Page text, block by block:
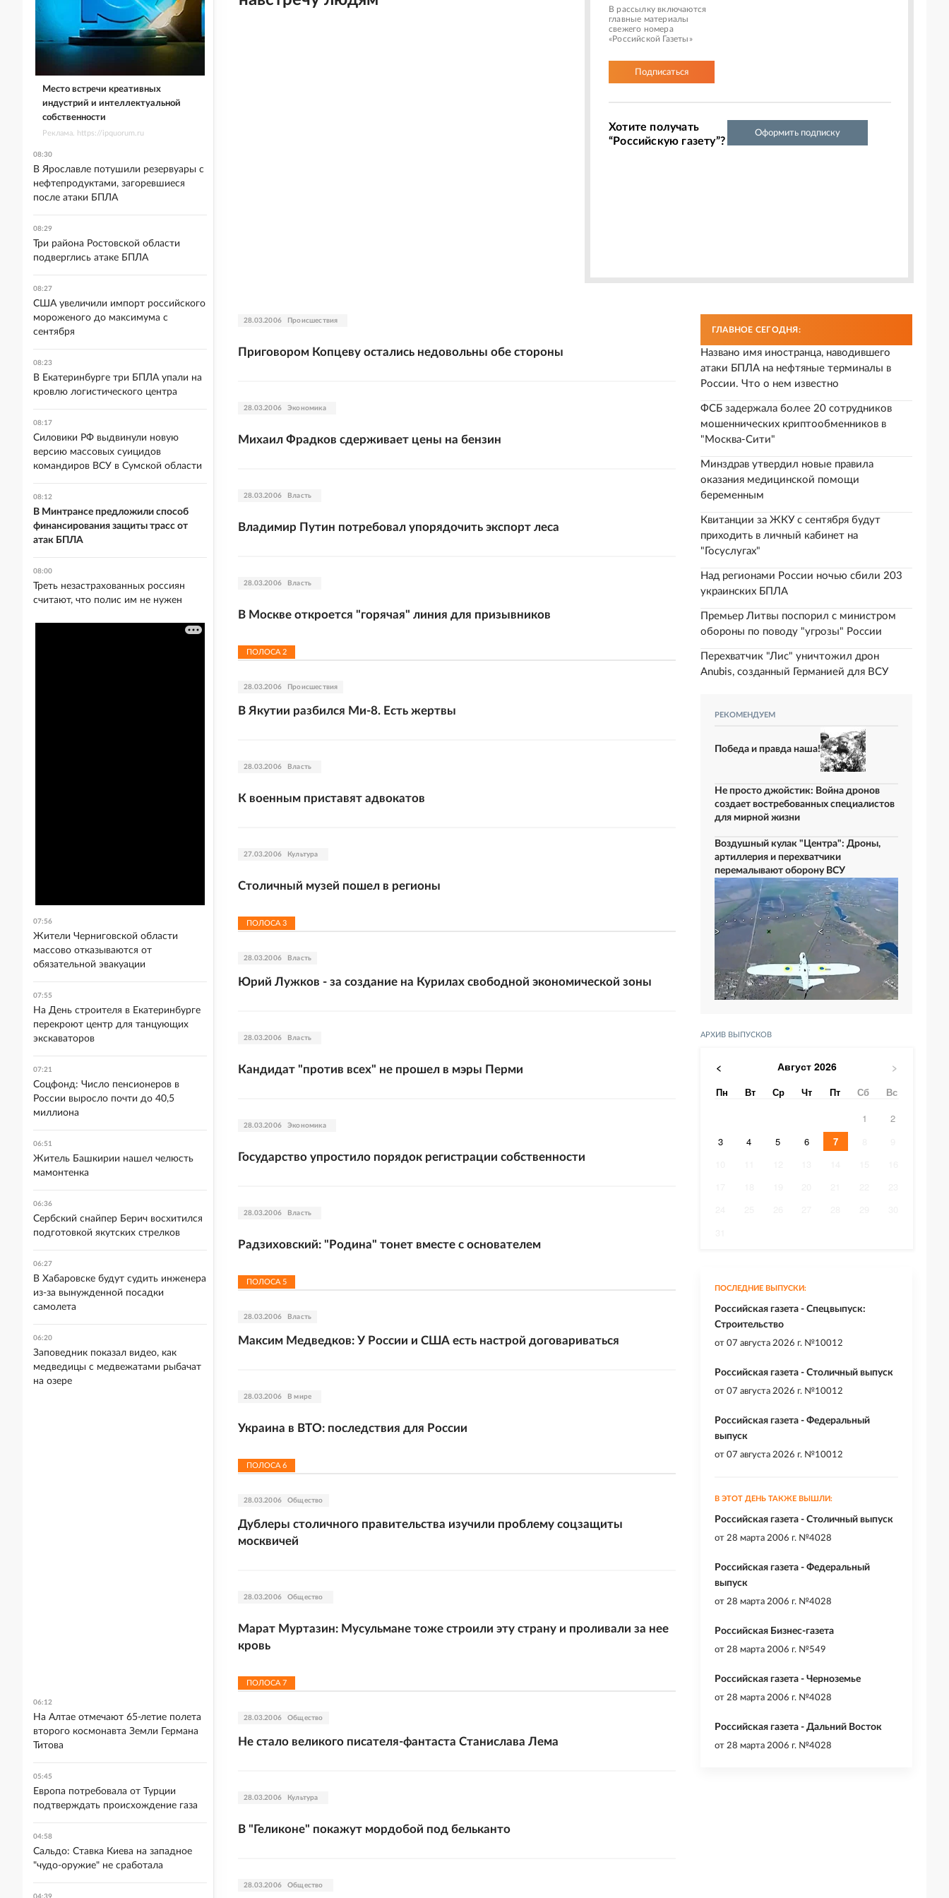
В рассылку включаются
главные материалы
свежего номера
«Российской Газеты»
Подписаться
Хотите получать
“Российскую газету”?
Оформить подписку
28.03.2006 Происшествия
Приговором Копцеву остались недовольны обе стороны
28.03.2006 Экономика
Михаил Фрадков сдерживает цены на бензин
28.03.2006 Власть
Владимир Путин потребовал упорядочить экспорт леса
28.03.2006 Власть
В Москве откроется "горячая" линия для призывников
ПОЛОСА 2
28.03.2006 Происшествия
В Якутии разбился Ми-8. Есть жертвы
28.03.2006 Власть
К военным приставят адвокатов
27.03.2006 Культура
Столичный музей пошел в регионы
ПОЛОСА 3
28.03.2006 Власть
Юрий Лужков - за создание на Курилах свободной экономической зоны
28.03.2006 Власть
Кандидат "против всех" не прошел в мэры Перми
28.03.2006 Экономика
Государство упростило порядок регистрации собственности
28.03.2006 Власть
Радзиховский: "Родина" тонет вместе с основателем
ПОЛОСА 5
28.03.2006 Власть
Максим Медведков: У России и США есть настрой договариваться
28.03.2006 В мире
Украина в ВТО: последствия для России
ПОЛОСА 6
28.03.2006 Общество
Дублеры столичного правительства изучили проблему соцзащиты
москвичей
28.03.2006 Общество
Марат Муртазин: Мусульмане тоже строили эту страну и проливали за нее
кровь
ПОЛОСА 7
28.03.2006 Общество
Не стало великого писателя-фантаста Станислава Лема
28.03.2006 Культура
В "Геликоне" покажут мордобой под бельканто
28.03.2006 Общество
ГЛАВНОЕ СЕГОДНЯ:
Названо имя иностранца, наводившего
атаки БПЛА на нефтяные терминалы в
России. Что о нем известно
ФСБ задержала более 20 сотрудников
мошеннических криптообменников в
"Москва-Сити"
Минздрав утвердил новые правила
оказания медицинской помощи
беременным
Квитанции за ЖКУ с сентября будут
приходить в личный кабинет на
"Госуслугах"
Над регионами России ночью сбили 203
украинских БПЛА
Премьер Литвы поспорил с министром
обороны по поводу "угрозы" России
Перехватчик "Лис" уничтожил дрон
Anubis, созданный Германией для ВСУ
РЕКОМЕНДУЕМ
Победа и правда наша!
Не просто джойстик: Война дронов
создает востребованных специалистов
для мирной жизни
Воздушный кулак "Центра": Дроны,
артиллерия и перехватчики
перемалывают оборону ВСУ
АРХИВ ВЫПУСКОВ
< Август 2026 >
Пн Вт Ср Чт Пт Сб
Вс
1
2
3
4 5 6 7
ПОСЛЕДНИЕ ВЫПУСКИ:
Российская газета - Спецвыпуск:
Строительство
от 07 августа 2026 г. №10012
Российская газета - Столичный выпуск
от 07 августа 2026 г. №10012
Российская газета - Федеральный
выпуск
от 07 августа 2026 г. №10012
В ЭТОТ ДЕНЬ ТАКЖЕ ВЫШЛИ:
Российская газета - Столичный выпуск
от 28 марта 2006 г. №4028
Российская газета - Федеральный
выпуск
от 28 марта 2006 г. №4028
Российская Бизнес-газета
от 28 марта 2006 г. №549
Российская газета - Черноземье
от 28 марта 2006 г. №4028
Российская газета - Дальний Восток
от 28 марта 2006 г. №4028
Место встречи креативных
индустрий и интеллектуальной
собственности
Реклама. https://ipquorum.ru
08:30
В Ярославле потушили резервуары с
нефтепродуктами, загоревшиеся
после атаки БПЛА
08:29
Три района Ростовской области
подверглись атаке БПЛА
08:27
США увеличили импорт российского
мороженого до максимума с
сентября
08:23
В Екатеринбурге три БПЛА упали на
кровлю логистического центра
08:17
Силовики РФ выдвинули новую
версию массовых суицидов
командиров ВСУ в Сумской области
08:12
В Минтрансе предложили способ
финансирования защиты трасс от
атак БПЛА
08:00
Треть незастрахованных россиян
считают, что полис им не нужен
07:56
Жители Черниговской области
массово отказываются от
обязательной эвакуации
07:55
На День строителя в Екатеринбурге
перекроют центр для танцующих
экскаваторов
07:21
Соцфонд: Число пенсионеров в
России выросло почти до 40,5
миллиона
06:51
Житель Башкирии нашел челюсть
мамонтенка
06:36
Сербский снайпер Берич восхитился
подготовкой якутских стрелков
06:27
В Хабаровске будут судить инженера
из-за вынужденной посадки
самолета
06:20
Заповедник показал видео, как
медведицы с медвежатами рыбачат
на озере
06:12
На Алтае отмечают 65-летие полета
второго космонавта Земли Германа
Титова
05:45
Европа потребовала от Турции
подтверждать происхождение газа
04:58
Сальдо: Ставка Киева на западное
"чудо-оружие" не сработала
04:39